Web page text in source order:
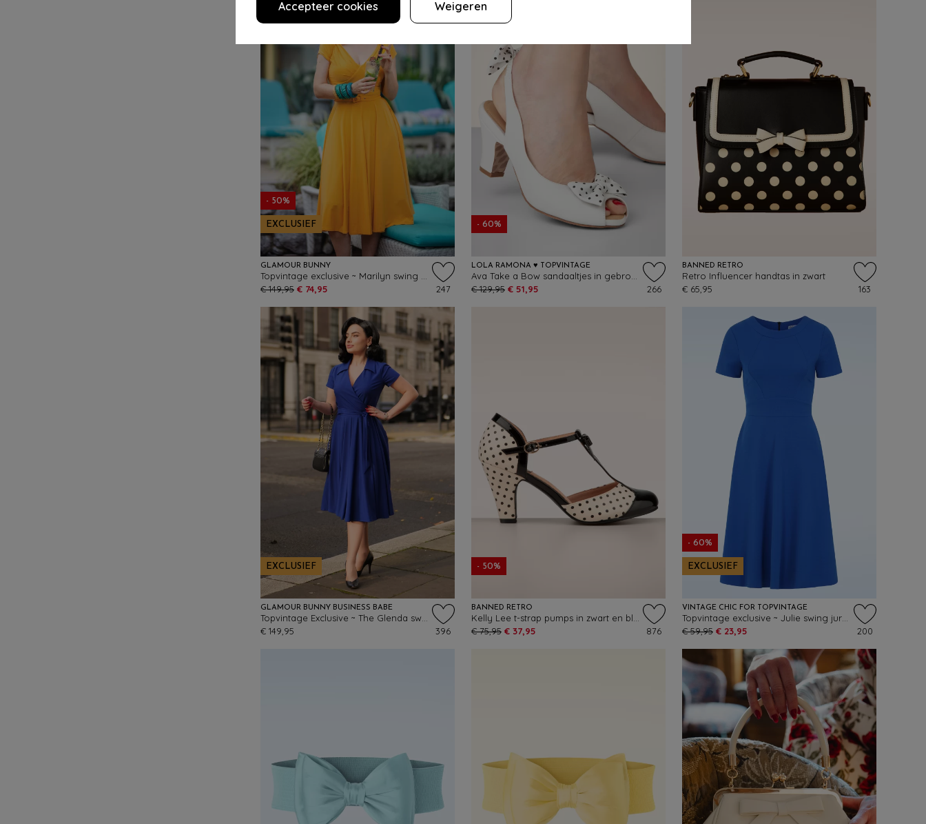
Accepteer cookies Weigeren
- 50%
EXCLUSIEF
GLAMOUR BUNNY
€ 149,95 € 74,95 247
- 60%
LOLA RAMONA ♥ TOPVINTAGE
€ 129,95 € 51,95 266
BANNED RETRO
Retro Influencer handtas in zwart
€ 65,95
163
EXCLUSIEF
GLAMOUR BUNNY BUSINESS BABE
€ 149,95
396
- 50%
BANNED RETRO
€ 75,95 € 37,95 876
- 60%
EXCLUSIEF
VINTAGE CHIC FOR TOPVINTAGE
Topvintage exclusive ~ Julie swing jurk in koningsblauw
€ 59,95 € 23,95 200